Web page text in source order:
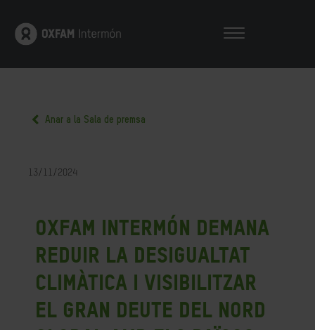
Anar a la Sala de premsa
13/11/2024
Oxfam Intermón demana
reduir la desigualtat
climàtica i visibilitzar
el gran deute del Nord